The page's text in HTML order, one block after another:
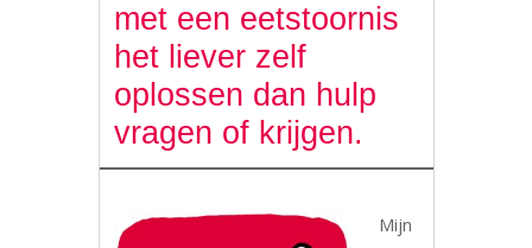
met een eetstoornis
het liever zelf
oplossen dan hulp
vragen of krijgen.
Mijn